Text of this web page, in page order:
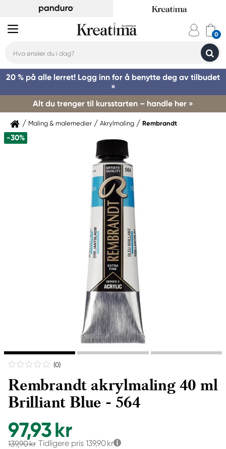
20 % på alle lerret! Logg inn for å benytte deg av tilbudet
»
Alt du trenger til kursstarten – handle her »
Maling & malemedier Akrylmaling Rembrandt
-30%
(0)
Rembrandt akrylmaling 40 ml
Brilliant Blue - 564
97,93 kr
139,90 kr Tidligere pris 139,90 kr